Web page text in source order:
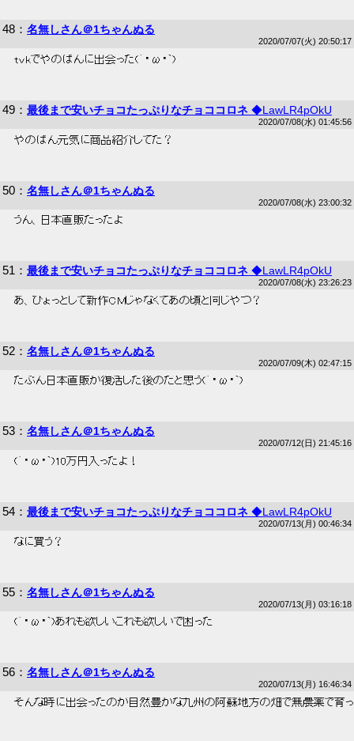
48 ： 名無しさん＠1ちゃんぬる
2020/07/07(火) 20:50:17
tvkでやのぱんに出会った(´・ω・`)
49 ： 最後まで安いチョコたっぷりなチョココロネ ◆LawLR4pOkU
2020/07/08(水) 01:45:56
やのぱん元気に商品紹介してた？
50 ： 名無しさん＠1ちゃんぬる
2020/07/08(水) 23:00:32
うん、日本直販だったよ
51 ： 最後まで安いチョコたっぷりなチョココロネ ◆LawLR4pOkU
2020/07/08(水) 23:26:23
あ、ひょっとして新作CMじゃなくてあの頃と同じやつ？
52 ： 名無しさん＠1ちゃんぬる
2020/07/09(木) 02:47:15
たぶん日本直販が復活した後のだと思う(´・ω・`)
53 ： 名無しさん＠1ちゃんぬる
2020/07/12(日) 21:45:16
(´・ω・`)10万円入ったよ！
54 ： 最後まで安いチョコたっぷりなチョココロネ ◆LawLR4pOkU
2020/07/13(月) 00:46:34
なに買う？
55 ： 名無しさん＠1ちゃんぬる
2020/07/13(月) 03:16:18
(´・ω・`)あれも欲しいこれも欲しいで困った
56 ： 名無しさん＠1ちゃんぬる
2020/07/13(月) 16:46:34
そんな時に出会ったのが自然豊かな九州の阿蘇地方の畑で無農薬で育